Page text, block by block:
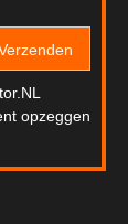
opzeggen